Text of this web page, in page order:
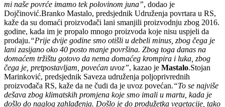
mi naše povrće imamo tek polovinom juna”, dodao je
Dojčinović.Branko Mastalo, predsjednik Udruženja povrtara u RS,
kaže da su domaći proizvođači lani smanjili proizvodnju zbog 2016.
godine, kada im je propalo mnogo proizvoda koje nisu uspjeli da
prodaju.“Prije dvije godine smo otišli u debeli minus, zbog čega je
lani zasijano oko 40 posto manje površina. Zbog toga danas na
domaćem tržištu gotovo da nema domaćeg krompira i luka, zbog
čega je, pretpostavljam, povećan uvoz”, kazao je Mastalo.Stojan
Marinković, predsjednik Saveza udruženja poljoprivrednih
proizvođača RS, kaže da ne čudi da je uvoz povećan.“To se najviše
dešava zbog klimatskih promjena koje smo imali u martu, kada je
došlo do naglog zahlađenja. Došlo je do produžetka vegetacije, tako